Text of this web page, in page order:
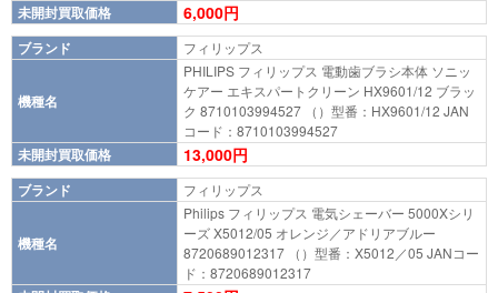
未開封買取価格 6,000円
ブランド フィリップス
機種名
PHILIPS フィリップス 電動歯ブラシ本体 ソニッ
ケアー エキスパートクリーン HX9601/12 ブラッ
ク 8710103994527 （）型番：HX9601/12 JAN
コード：8710103994527
未開封買取価格 13,000円
ブランド フィリップス
機種名
Philips フィリップス 電気シェーバー 5000Xシリ
ーズ X5012/05 オレンジ／アドリアブルー
8720689012317 （）型番：X5012／05 JANコー
ド：8720689012317